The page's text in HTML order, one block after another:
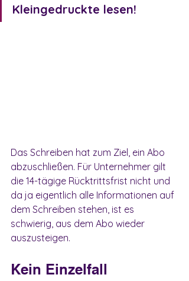
Kleingedruckte lesen!
Das Schreiben hat zum Ziel, ein Abo
abzuschließen. Für Unternehmer gilt
die 14-tägige Rücktrittsfrist nicht und
da ja eigentlich alle Informationen auf
dem Schreiben stehen, ist es
schwierig, aus dem Abo wieder
auszusteigen.
Kein Einzelfall